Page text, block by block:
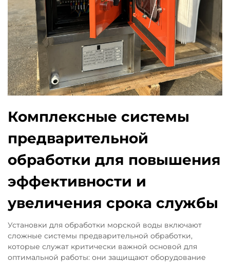
Комплексные системы
предварительной
обработки для повышения
эффективности и
увеличения срока службы
Установки для обработки морской воды включают
сложные системы предварительной обработки,
которые служат критически важной основой для
оптимальной работы: они защищают оборудование